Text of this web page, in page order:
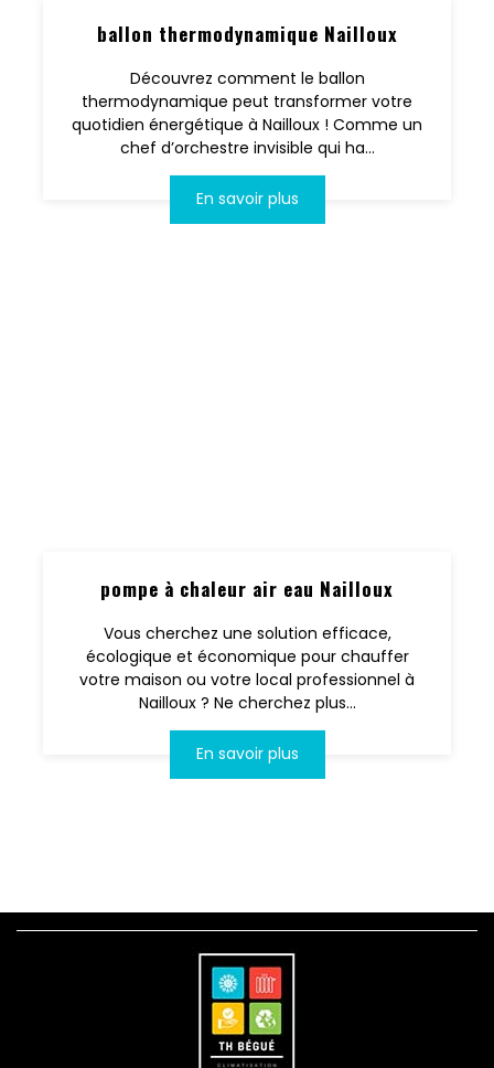
ballon thermodynamique Nailloux
Découvrez comment le ballon
thermodynamique peut transformer votre
quotidien énergétique à Nailloux ! Comme un
chef d’orchestre invisible qui ha...
En savoir plus
pompe à chaleur air eau Nailloux
Vous cherchez une solution efficace,
écologique et économique pour chauffer
votre maison ou votre local professionnel à
Nailloux ? Ne cherchez plus...
En savoir plus